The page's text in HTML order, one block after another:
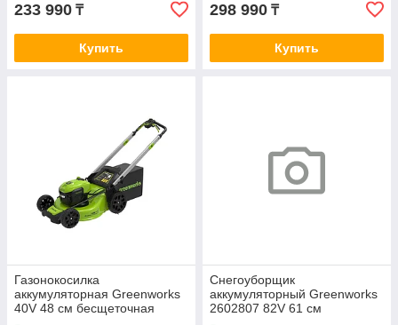
233 990 ₸
Купить
298 990 ₸
Купить
Газонокосилка
аккумуляторная Greenworks
40V 48 см бесщеточная
Снегоуборщик
аккумуляторный Greenworks
2602807 82V 61 см